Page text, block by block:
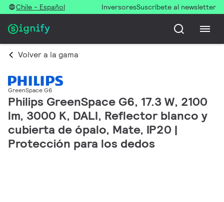
Chile - Español InversoresSuscríbete al newsletter
Volver a la gama
GreenSpace G6
Philips GreenSpace G6, 17.3 W, 2100
lm, 3000 K, DALI, Reflector blanco y
cubierta de ópalo, Mate, IP20 |
Protección para los dedos